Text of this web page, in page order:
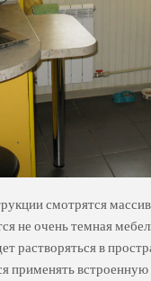
смотрятся
не очень темная
растворяться в
применять